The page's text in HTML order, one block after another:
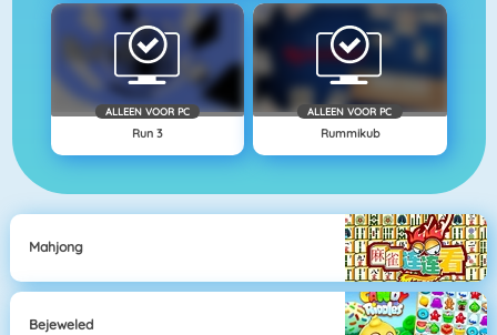
ALLEEN VOOR PC
Run 3
ALLEEN VOOR PC
Rummikub
Mahjong
Bejeweled